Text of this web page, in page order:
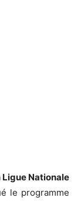
Ligue Nationale
le programme